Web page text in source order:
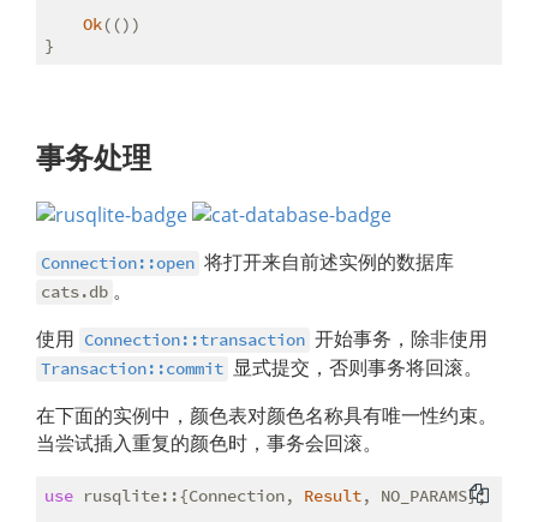
Ok(())
}
事务处理
Connection::open 将打开来自前述实例的数据库
cats.db 。
使用 Connection::transaction 开始事务，除非使用
Transaction::commit 显式提交，否则事务将回滚。
在下面的实例中，颜色表对颜色名称具有唯一性约束。
当尝试插入重复的颜色时，事务会回滚。
use rusqlite::{Connection, Result, NO_PARAMS};